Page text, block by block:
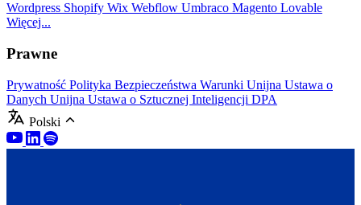
Wordpress Shopify Wix Webflow Umbraco Magento Lovable
Więcej...
Prawne
Prywatność Polityka Bezpieczeństwa Warunki Unijna Ustawa o
Danych Unijna Ustawa o Sztucznej Inteligencji DPA
Polski